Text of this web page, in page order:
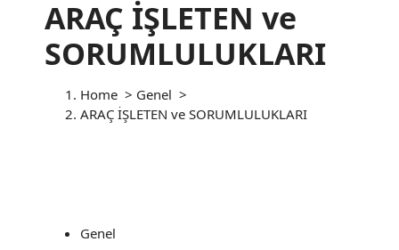
ARAÇ İŞLETEN ve
SORUMLULUKLARI
Home > Genel >
ARAÇ İŞLETEN ve SORUMLULUKLARI
Genel